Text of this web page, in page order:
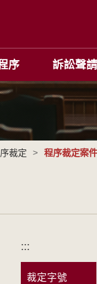
序 訴訟聲請
裁定 > 程序裁定案
:::
裁定字號